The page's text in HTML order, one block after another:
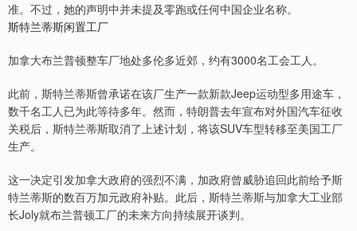
准。不过，她的声明中并未提及零跑或任何中国企业名称。
斯特兰蒂斯闲置工厂
加拿大布兰普顿整车厂地处多伦多近郊，约有3000名工会工人。
此前，斯特兰蒂斯曾承诺在该厂生产一款新款Jeep运动型多用途车，
数千名工人已为此等待多年。然而，特朗普去年宣布对外国汽车征收
关税后，斯特兰蒂斯取消了上述计划，将该SUV车型转移至美国工厂
生产。
这一决定引发加拿大政府的强烈不满，加政府曾威胁追回此前给予斯
特兰蒂斯的数百万加元政府补贴。此后，斯特兰蒂斯与加拿大工业部
长Joly就布兰普顿工厂的未来方向持续展开谈判。